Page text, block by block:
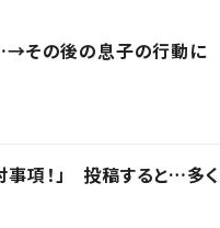
…→その後の息子の行動に
事項！」 投稿すると…多く